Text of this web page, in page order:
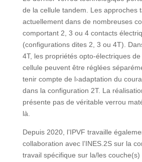
de la cellule tandem. Les approches
actuellement dans de nombreuses
comportant 2, 3 ou 4 contacts
(configurations dites 2, 3 ou 4T).
4T, les propriétés opto-électriques
cellule peuvent être réglées
tenir compte de l›adaptation du
dans la configuration 2T. La
présente pas de véritable verrou
là.
Depuis 2020, l’IPVF travaille
collaboration avec l’INES.2S sur la
travail spécifique sur la/les